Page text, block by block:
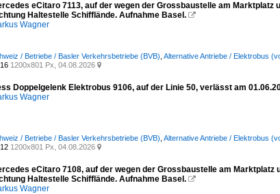
eCitaro 7113, auf der wegen der Grossbaustelle am
Haltestelle Schifflände. Aufnahme Basel. 
Wagner
/ Betriebe / Basler Verkehrsbetriebe (BVB) Alternative Antriebe / Elektrobus
16 1200x801 Px, 04.08.2026 
Doppelgelenk Elektrobus 9106, auf der Linie 50, verlässt am
Wagner
/ Betriebe / Basler Verkehrsbetriebe (BVB) Alternative Antriebe / Elektrobus
12 1200x801 Px, 04.08.2026 
eCitaro 7108, auf der wegen der Grossbaustelle am
Haltestelle Schifflände. Aufnahme Basel. 
Wagner